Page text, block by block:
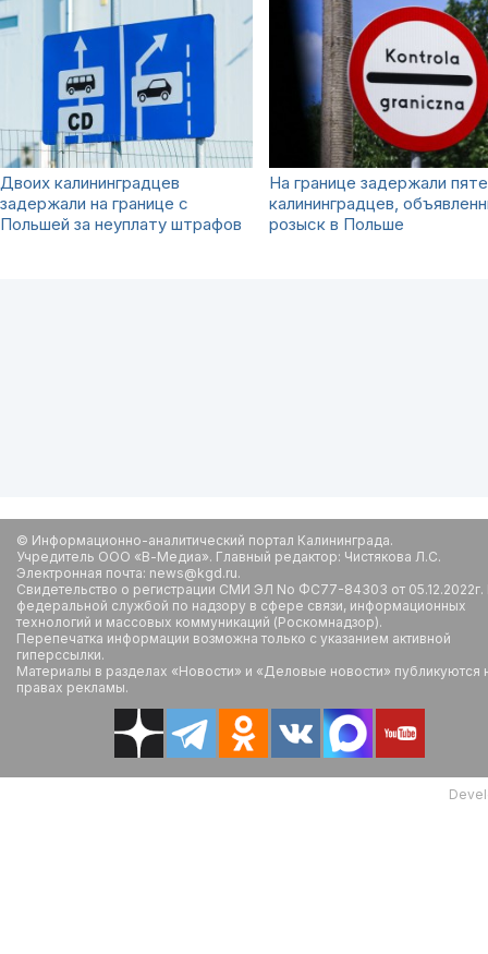
Двоих калининградцев
задержали на границе с
Польшей за неуплату штрафов
На границе задержали
калининградцев,
розыск в Польше
© Информационно-аналитический портал Калининграда.
Учредитель ООО «В-Медиа». Главный редактор: Чистякова Л.С.
Электронная почта: news@kgd.ru.
Свидетельство о регистрации СМИ ЭЛ No ФС77-84303 от
федеральной службой по надзору в сфере связи, информационных
технологий и массовых коммуникаций (Роскомнадзор).
Перепечатка информации возможна только с указанием активной
гиперссылки.
Материалы в разделах «Новости» и «Деловые новости» публикуются
правах рекламы.